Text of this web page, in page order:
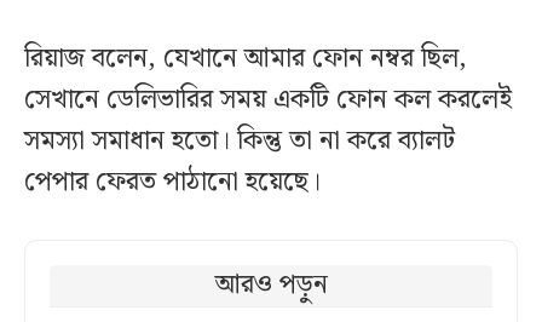
রিয়াজ বলেন, যেখানে আমার ফোন নম্বর ছিল,
সেখানে ডেলিভারির সময় একটি ফোন কল করলেই
সমস্যা সমাধান হতো। কিন্তু তা না করে ব্যালট
পেপার ফেরত পাঠানো হয়েছে।
আরও পড়ুন